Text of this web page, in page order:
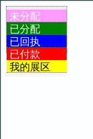
未分配
已分配
已回执
已付款
我的展区